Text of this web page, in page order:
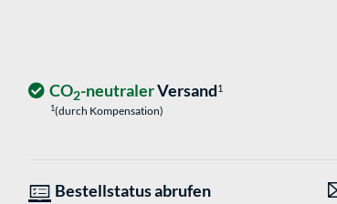
CO2-neutralerVersand1
1(durch Kompensation)
Bestellstatus abrufen